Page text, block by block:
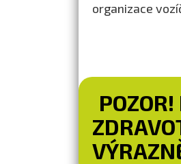
organizace